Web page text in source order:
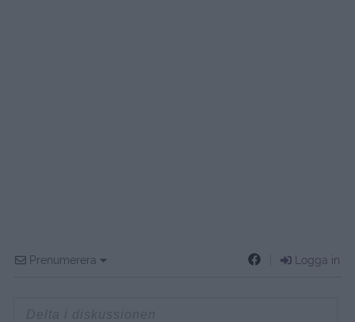
Prenumerera Logga in